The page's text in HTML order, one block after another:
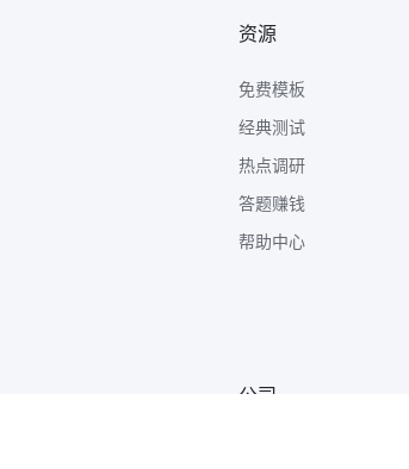
资源
免费模板
经典测试
热点调研
答题赚钱
帮助中心
公司